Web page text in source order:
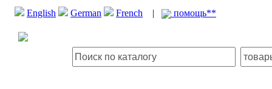
English German French | помощь**